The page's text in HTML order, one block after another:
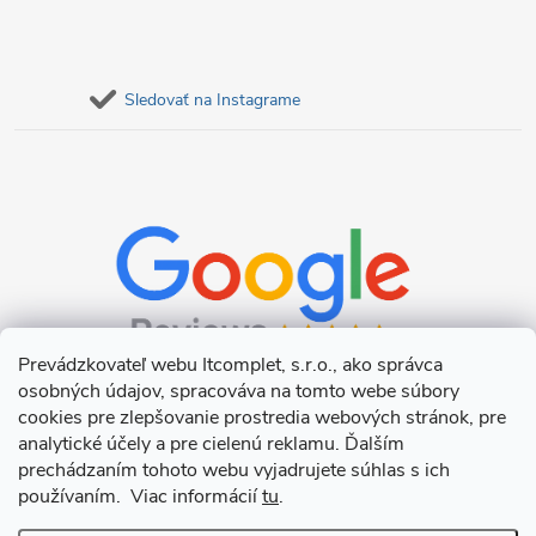
Prevádzkovateľ webu Itcomplet, s.r.o., ako správca
osobných údajov, spracováva na tomto webe súbory
cookies pre zlepšovanie prostredia webových stránok, pre
analytické účely a pre cielenú reklamu. Ďalším
prechádzaním tohoto webu vyjadrujete súhlas s ich
používaním. Viac informáciítu.
Sledovať na Instagrame